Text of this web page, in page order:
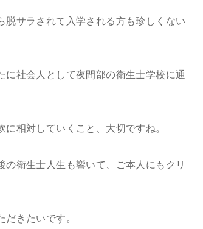
サラされて入学される方も珍しくない
社会人として夜間部の衛生士学校に通
相対していくこと、大切ですね。
衛生士人生も響いて、ご本人にもクリ
きたいです。